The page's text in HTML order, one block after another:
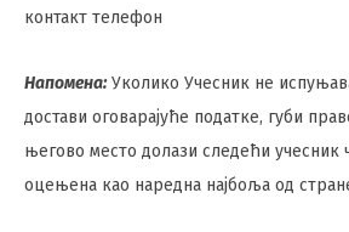
контакт телефон
Напомена:Уколико Учесник не
достави оговарајуће податке, губи
његово место долази следећи учесник
оцењена као наредна најбоља од